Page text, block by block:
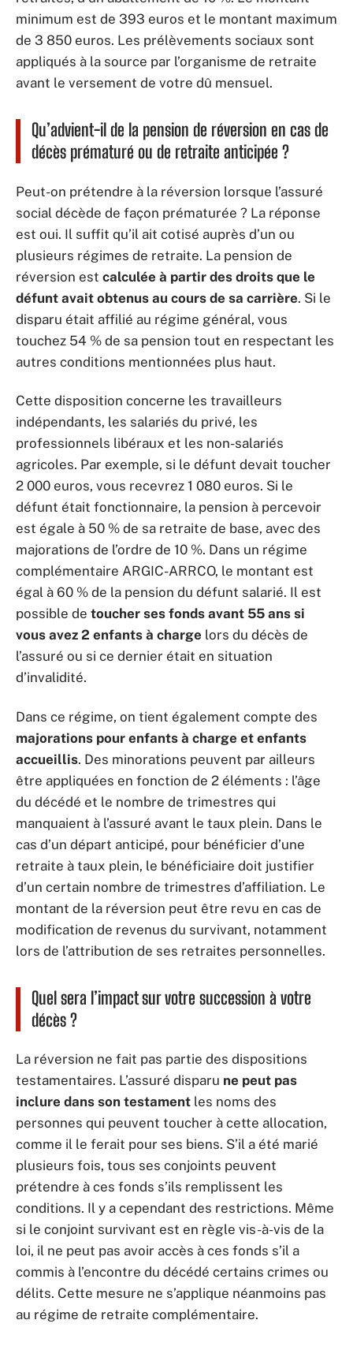
minimum est de 393 euros et le montant maximum
de 3 850 euros. Les prélèvements sociaux sont
appliqués à la source par l’organisme de retraite
avant le versement de votre dû mensuel.
Qu’advient-il de la pension de réversion en cas de
décès prématuré ou de retraite anticipée ?
Peut-on prétendre à la réversion lorsque l’assuré
social décède de façon prématurée ? La réponse
est oui. Il suffit qu’il ait cotisé auprès d’un ou
plusieurs régimes de retraite. La pension de
réversion est calculée à partir des droits que le
défunt avait obtenus au cours de sa carrière. Si le
disparu était affilié au régime général, vous
touchez 54 % de sa pension tout en respectant les
autres conditions mentionnées plus haut.
Cette disposition concerne les travailleurs
indépendants, les salariés du privé, les
professionnels libéraux et les non-salariés
agricoles. Par exemple, si le défunt devait toucher
2 000 euros, vous recevrez 1 080 euros. Si le
défunt était fonctionnaire, la pension à percevoir
est égale à 50 % de sa retraite de base, avec des
majorations de l’ordre de 10 %. Dans un régime
complémentaire ARGIC-ARRCO, le montant est
égal à 60 % de la pension du défunt salarié. Il est
possible de toucher ses fonds avant 55 ans si
vous avez 2 enfants à charge lors du décès de
l’assuré ou si ce dernier était en situation
d’invalidité.
Dans ce régime, on tient également compte des
majorations pour enfants à charge et enfants
accueillis. Des minorations peuvent par ailleurs
être appliquées en fonction de 2 éléments : l’âge
du décédé et le nombre de trimestres qui
manquaient à l’assuré avant le taux plein. Dans le
cas d’un départ anticipé, pour bénéficier d’une
retraite à taux plein, le bénéficiaire doit justifier
d’un certain nombre de trimestres d’affiliation. Le
montant de la réversion peut être revu en cas de
modification de revenus du survivant, notamment
lors de l’attribution de ses retraites personnelles.
Quel sera l’impact sur votre succession à votre
décès ?
La réversion ne fait pas partie des dispositions
testamentaires. L’assuré disparu ne peut pas
inclure dans son testament les noms des
personnes qui peuvent toucher à cette allocation,
comme il le ferait pour ses biens. S’il a été marié
plusieurs fois, tous ses conjoints peuvent
prétendre à ces fonds s’ils remplissent les
conditions. Il y a cependant des restrictions. Même
si le conjoint survivant est en règle vis-à-vis de la
loi, il ne peut pas avoir accès à ces fonds s’il a
commis à l’encontre du décédé certains crimes ou
délits. Cette mesure ne s’applique néanmoins pas
au régime de retraite complémentaire.